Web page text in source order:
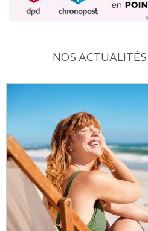
NOS